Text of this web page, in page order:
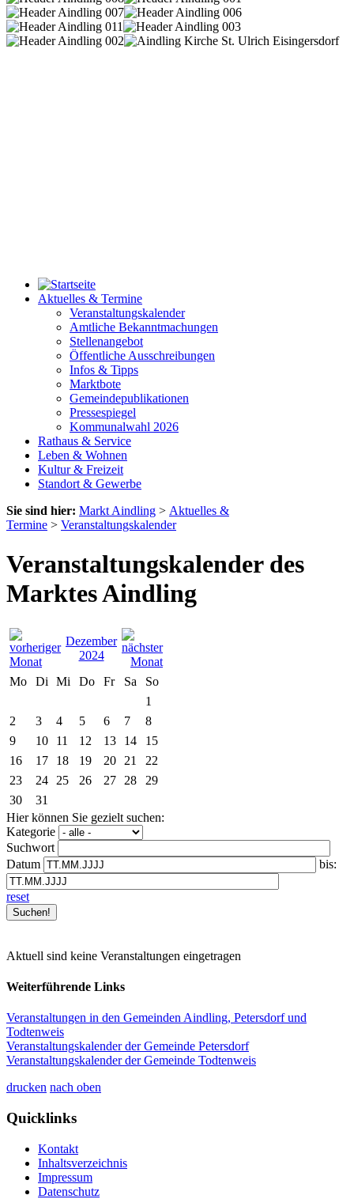
Aktuelles & Termine
Veranstaltungskalender
Amtliche Bekanntmachungen
Stellenangebot
Öffentliche Ausschreibungen
Infos & Tipps
Marktbote
Gemeindepublikationen
Pressespiegel
Kommunalwahl 2026
Rathaus & Service
Leben & Wohnen
Kultur & Freizeit
Standort & Gewerbe
Sie sind hier: Markt Aindling > Aktuelles &
Termine > Veranstaltungskalender
Veranstaltungskalender des
Marktes Aindling
Dezember
2024
Mo
Di Mi Do Fr Sa
So
1
2
3 4 5 6 7
8
9
10 11 12 13 14
15
16
17 18 19 20 21
22
23
24 25 26 27 28
29
30
31
Hier können Sie gezielt suchen:
Kategorie
Suchwort
Datum
bis:
reset
Aktuell sind keine Veranstaltungen eingetragen
Weiterführende Links
Veranstaltungen in den Gemeinden Aindling, Petersdorf und
Todtenweis
Veranstaltungskalender der Gemeinde Petersdorf
Veranstaltungskalender der Gemeinde Todtenweis
drucken nach oben
Quicklinks
Kontakt
Inhaltsverzeichnis
Impressum
Datenschutz